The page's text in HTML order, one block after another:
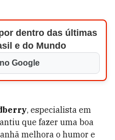
dentro das últimas
e do Mundo
Google
, especialista em
que fazer uma boa
melhora o humor e